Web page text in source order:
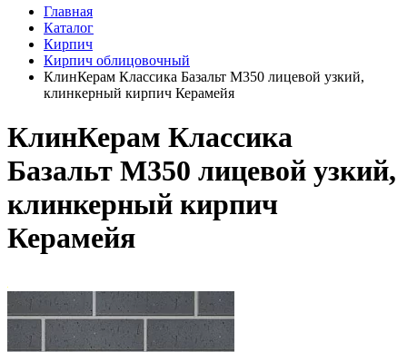
Главная
Каталог
Кирпич
Кирпич облицовочный
КлинКерам Классика Базальт М350 лицевой узкий,
клинкерный кирпич Керамейя
КлинКерам Классика
Базальт М350 лицевой узкий,
клинкерный кирпич
Керамейя